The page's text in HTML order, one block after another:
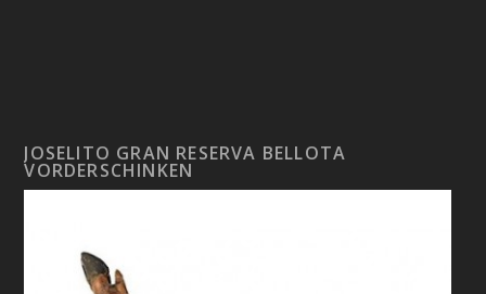
JOSELITO GRAN RESERVA BELLOTA
VORDERSCHINKEN